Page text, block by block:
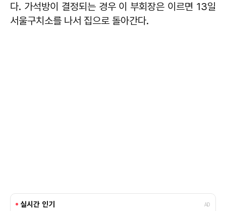
다. 가석방이 결정되는 경우 이 부회장은 이르면 13일
서울구치소를 나서 집으로 돌아간다.